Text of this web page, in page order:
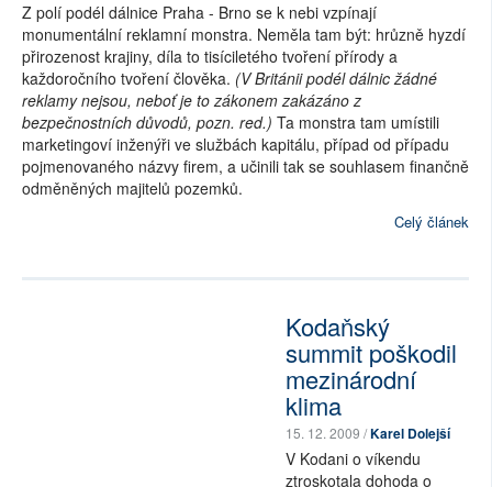
Z polí podél dálnice Praha - Brno se k nebi vzpínají
monumentální reklamní monstra. Neměla tam být: hrůzně hyzdí
přirozenost krajiny, díla to tisíciletého tvoření přírody a
každoročního tvoření člověka. (V Británii podél dálnic žádné
reklamy nejsou, neboť je to zákonem zakázáno z
bezpečnostních důvodů, pozn. red.) Ta monstra tam umístili
marketingoví inženýři ve službách kapitálu, případ od případu
pojmenovaného názvy firem, a učinili tak se souhlasem finančně
odměněných majitelů pozemků.
Celý článek
Kodaňský
summit poškodil
mezinárodní
klima
15. 12. 2009 /Karel Dolejší
V Kodani o víkendu
ztroskotala dohoda o